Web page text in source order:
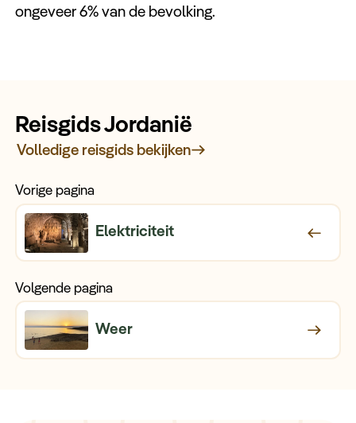
ongeveer 6% van de bevolking.
Reisgids Jordanië
Volledige reisgids bekijken
Vorige pagina
Elektriciteit
Volgende pagina
Weer